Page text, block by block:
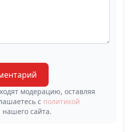
модерацию, оставляя
с политикой
нашего сайта.